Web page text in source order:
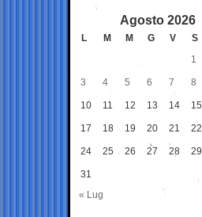
Agosto 2026
L M M G V S
1
3 4 5 6 7 8
10 11 12 13 14 15
17 18 19 20 21 22
24 25 26 27 28 29
31
« Lug